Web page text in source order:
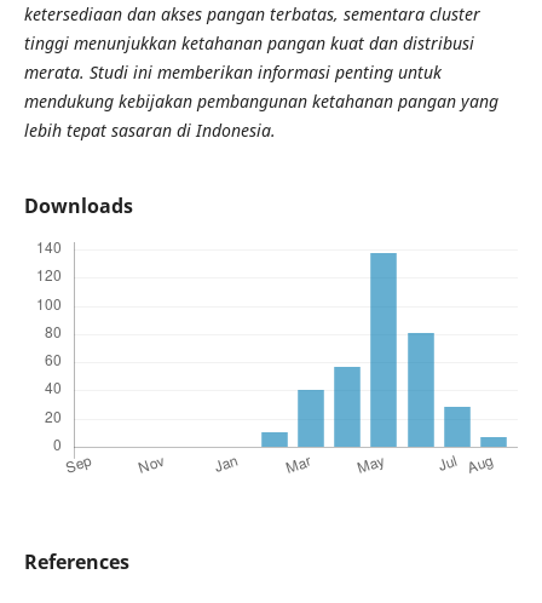
ketersediaan dan akses pangan terbatas, sementara cluster
tinggi menunjukkan ketahanan pangan kuat dan distribusi
merata. Studi ini memberikan informasi penting untuk
mendukung kebijakan pembangunan ketahanan pangan yang
lebih tepat sasaran di Indonesia.
Downloads
References